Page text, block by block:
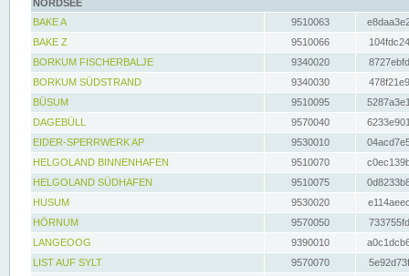
NORDSEE
BAKE A
9510063
BAKE Z
9510066
BORKUM FISCHERBALJE
9340020
BORKUM SÜDSTRAND
9340030
BÜSUM
9510095
DAGEBÜLL
9570040
EIDER-SPERRWERK AP
9530010
HELGOLAND BINNENHAFEN
9510070
HELGOLAND SÜDHAFEN
9510075
HUSUM
9530020
HÖRNUM
9570050
LANGEOOG
9390010
LIST AUF SYLT
9570070